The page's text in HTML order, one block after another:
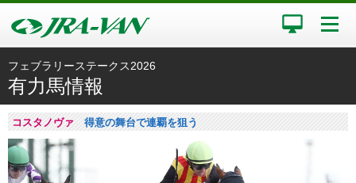
フェブラリーステークス2026
有力馬情報
コスタノヴァ 得意の舞台で連覇を狙う